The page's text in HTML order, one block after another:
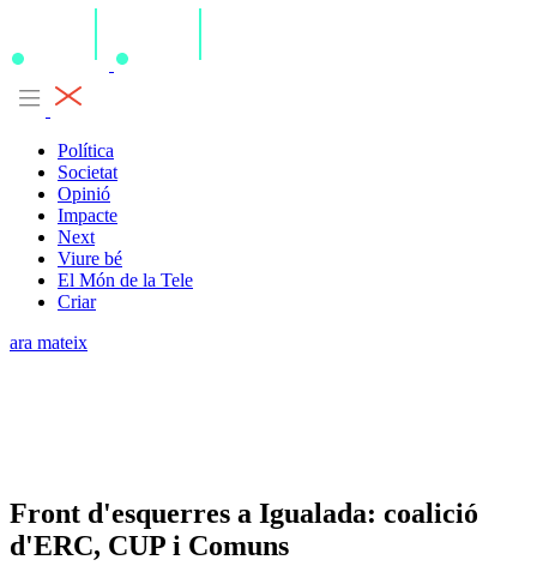
Política
Societat
Opinió
Impacte
Next
Viure bé
El Món de la Tele
Criar
ara mateix
Front d'esquerres a Igualada: coalició
d'ERC, CUP i Comuns